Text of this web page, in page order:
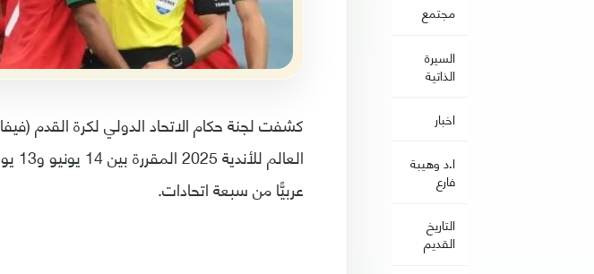
مجتمع
السيرة
الذاتية
اخبار
ا.د وهيبة
فارع
التاريخ
القديم
كشفت لجنة حكام الاتحاد الدولي لكرة القدم
عربيًّا من سبعة اتحادات.